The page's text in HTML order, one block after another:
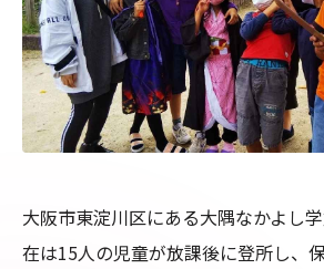
大阪市東淀川区にある大隅なかよし
在は15人の児童が放課後に登所し、